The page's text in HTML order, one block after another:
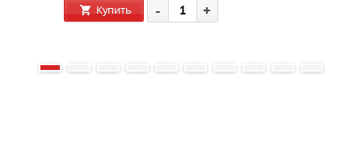
Купить - +